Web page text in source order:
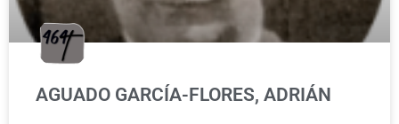
AGUADO GARCÍA-FLORES, ADRIÁN